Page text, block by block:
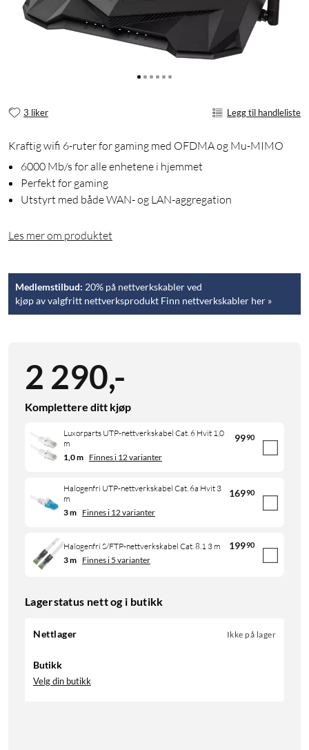
3 liker Legg til handleliste
Kraftig wifi 6-ruter for gaming med OFDMA og Mu-MIMO
6000 Mb/s for alle enhetene i hjemmet
Perfekt for gaming
Utstyrt med både WAN- og LAN-aggregation
Les mer om produktet
Medlemstilbud: 20% på nettverkskabler ved
kjøp av valgfritt nettverksprodukt Finn nettverkskabler her »
2 290,-
Komplettere ditt kjøp
Luxorparts UTP-nettverkskabel Cat. 6 Hvit 1,0
m
9990
1,0 m Finnes i 12 varianter
Halogenfri UTP-nettverkskabel Cat. 6a Hvit 3
m
16990
3 m Finnes i 12 varianter
Halogenfri S/FTP-nettverkskabel Cat. 8.1 3 m 19990
3 m Finnes i 5 varianter
Lagerstatus nett og i butikk
Nettlager Ikke på lager
Butikk
Velg din butikk